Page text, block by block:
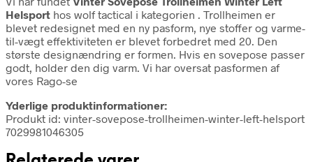
Helsport hos wolf tactical i kategorien . Trollheimen er
blevet redesignet med en ny pasform, nye stoffer og varme-
til-vægt effektiviteten er blevet forbedret med 20. Den
største designændring er formen. Hvis en sovepose passer
godt, holder den dig varm. Vi har oversat pasformen af
vores Rago-se
Yderlige produktinformationer:
Produkt id: vinter-sovepose-trollheimen-winter-left-helsport
7029981046305